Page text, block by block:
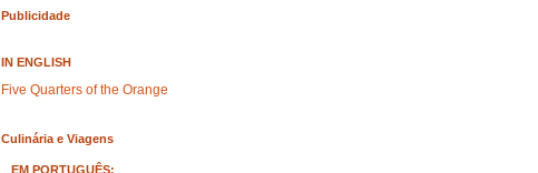
Publicidade
IN ENGLISH
Five Quarters of the Orange
Culinária e Viagens
EM PORTUGUÊS: